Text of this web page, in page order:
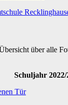
über alle
Schuljahr 2022/